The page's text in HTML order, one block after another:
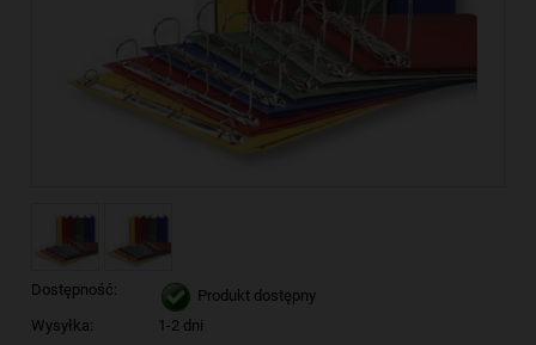
Dostępność:
Produkt dostępny
Wysyłka:
1-2 dni